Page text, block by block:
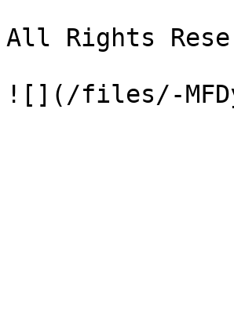
All Rights